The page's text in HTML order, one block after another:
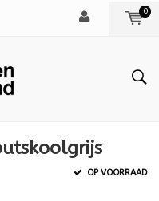
0
OP VOORRAAD